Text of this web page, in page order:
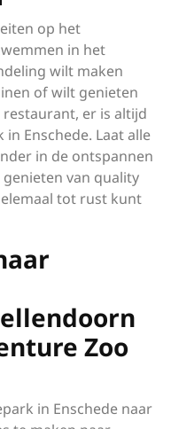
op het
in het
wilt maken
of wilt genieten
er is altijd
Enschede. Laat alle
in de ontspannen
van quality
tot rust kunt
Zoo
in Enschede naar